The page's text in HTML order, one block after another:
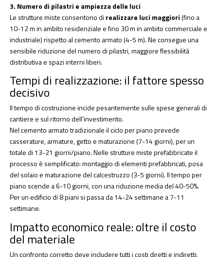
3. Numero di pilastri e ampiezza delle luci
Le strutture miste consentono di realizzare luci maggiori(fino a
10-12 m in ambito residenziale e fino 30 m in ambito commerciale e
industriale) rispetto al cemento armato (4-5 m). Ne consegue una
sensibile riduzione del numero di pilastri, maggiore flessibilità
distributiva e spazi interni liberi.
Tempi di realizzazione: il fattore spesso
decisivo
Il tempo di costruzione incide pesantemente sulle spese generali di
cantiere e sul ritorno dell’investimento.
Nel cemento armato tradizionale il ciclo per piano prevede
casserature, armature, getto e maturazione (7-14 giorni), per un
totale di 13-21 giorni/piano. Nelle strutture miste prefabbricate il
processo è semplificato: montaggio di elementi prefabbricati, posa
del solaio e maturazione del calcestruzzo (3-5 giorni). Il tempo per
piano scende a 6-10 giorni, con una riduzione media del 40-50%.
Per un edificio di 8 piani si passa da 14-24 settimane a 7-11
settimane.
Impatto economico reale: oltre il costo
del materiale
Un confronto corretto deve includere tutti i costi diretti e indiretti: